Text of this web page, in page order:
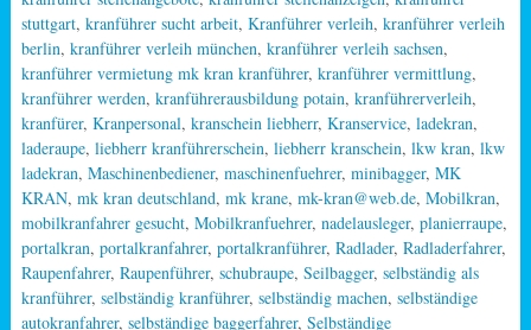
stuttgart, kranführer sucht arbeit, Kranführer verleih, kranführer verleih
berlin, kranführer verleih münchen, kranführer verleih sachsen,
kranführer vermietung mk kran kranführer, kranführer vermittlung,
kranführer werden, kranführerausbildung potain, kranführerverleih,
kranfürer, Kranpersonal, kranschein liebherr, Kranservice, ladekran,
laderaupe, liebherr kranführerschein, liebherr kranschein, lkw kran, lkw
ladekran, Maschinenbediener, maschinenfuehrer, minibagger, MK
KRAN, mk kran deutschland, mk krane, mk-kran@web.de, Mobilkran,
mobilkranfahrer gesucht, Mobilkranfuehrer, nadelausleger, planierraupe,
portalkran, portalkranfahrer, portalkranführer, Radlader, Radladerfahrer,
Raupenfahrer, Raupenführer, schubraupe, Seilbagger, selbständig als
kranführer, selbständig kranführer, selbständig machen, selbständige
autokranfahrer, selbständige baggerfahrer, Selbständige